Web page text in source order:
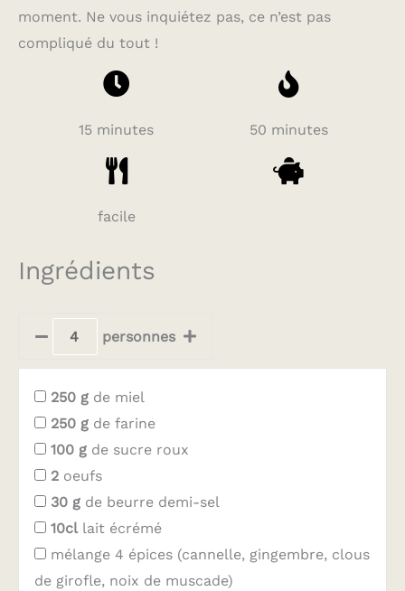
moment. Ne vous inquiétez pas, ce n’est pas
compliqué du tout !
15 minutes 50 minutes
facile
Ingrédients
personnes
250 g de miel
250 g de farine
100 g de sucre roux
2 oeufs
30 g de beurre demi-sel
10cllait écrémé
mélange 4 épices (cannelle, gingembre, clous
de girofle, noix de muscade)